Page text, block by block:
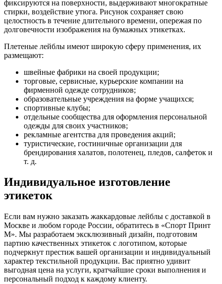
фиксируются на поверхности, выдерживают многократные
стирки, воздействие утюга. Рисунок сохраняет свою
целостность в течение длительного времени, опережая по
долговечности изображения на бумажных этикетках.
Плетеные лейблы имеют широкую сферу применения, их
размещают:
швейные фабрики на своей продукции;
торговые, сервисные, курьерские компании на
фирменной одежде сотрудников;
образовательные учреждения на форме учащихся;
спортивные клубы;
отдельные сообщества для оформления персональной
одежды для своих участников;
рекламные агентства для проведения акций;
туристические, гостиничные организации для
брендирования халатов, полотенец, пледов, салфеток и
т. д.
Индивидуальное изготовление
этикеток
Если вам нужно заказать жаккардовые лейблы с доставкой в
Москве и любом городе России, обратитесь в «Спорт Принт
М». Мы разработаем эксклюзивный дизайн, подготовим
партию качественных этикеток с логотипом, которые
подчеркнут престиж вашей организации и индивидуальный
характер текстильной продукции. Вас приятно удивит
выгодная цена на услуги, кратчайшие сроки выполнения и
персональный подход к каждому клиенту.